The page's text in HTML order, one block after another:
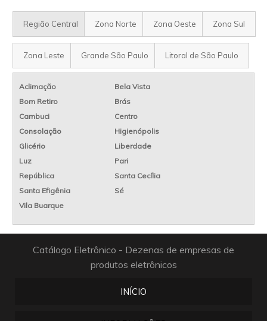
Região Central Zona Norte Zona Oeste Zona Sul
Zona Leste Grande São Paulo Litoral de São Paulo
Aclimação
Bela Vista
Bom Retiro
Brás
Cambuci
Centro
Consolação
Higienópolis
Glicério
Liberdade
Luz
Pari
República
Santa Cecília
Santa Efigênia
Sé
Vila Buarque
Catálogo Eletrônico - Dezenas de empresas de
produtos eletrônicos
INÍCIO